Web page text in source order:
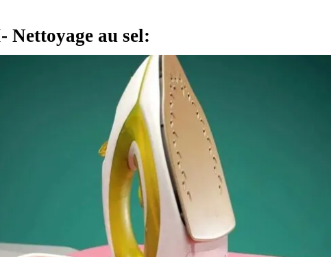
Nettoyage au sel: